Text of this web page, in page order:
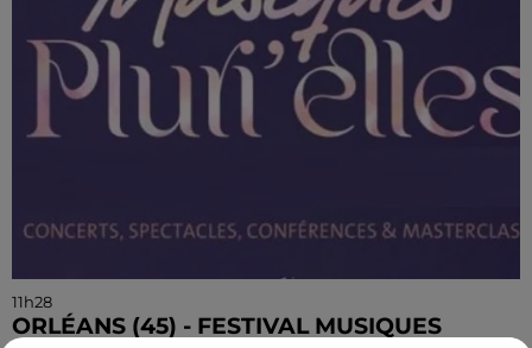
11h28
ORLÉANS (45) - FESTIVAL MUSIQUES